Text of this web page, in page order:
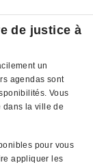
de justice à
un
agendas sont
Vous
dans la ville de
pour vous
appliquer les